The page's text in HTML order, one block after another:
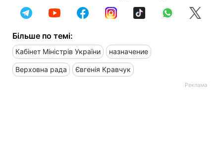
Більше по темі:
Кабінет Міністрів України назначение
Верховна рада Євгенія Кравчук